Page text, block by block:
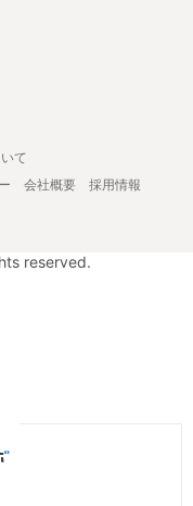
て
会社概要
採用情報
reserved.